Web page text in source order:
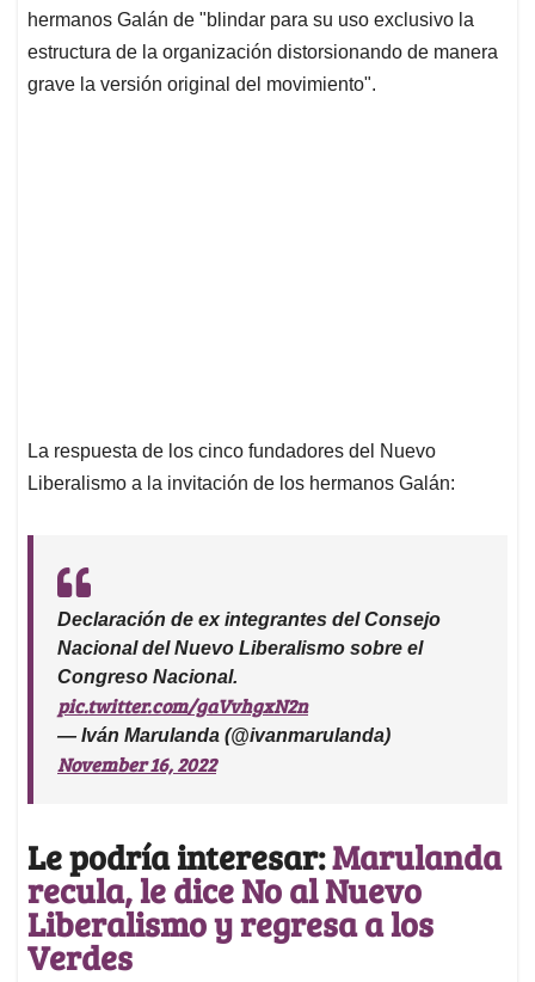
hermanos Galán de "blindar para su uso exclusivo la
estructura de la organización distorsionando de manera
grave la versión original del movimiento".
La respuesta de los cinco fundadores del Nuevo
Liberalismo a la invitación de los hermanos Galán:
Declaración de ex integrantes del Consejo
Nacional del Nuevo Liberalismo sobre el
Congreso Nacional.
pic.twitter.com/gaVvhgxN2n
— Iván Marulanda (@ivanmarulanda)
November 16, 2022
Le podría interesar:Marulanda
recula, le dice No al Nuevo
Liberalismo y regresa a los
Verdes